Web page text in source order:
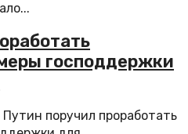
господдержки
поручил проработать